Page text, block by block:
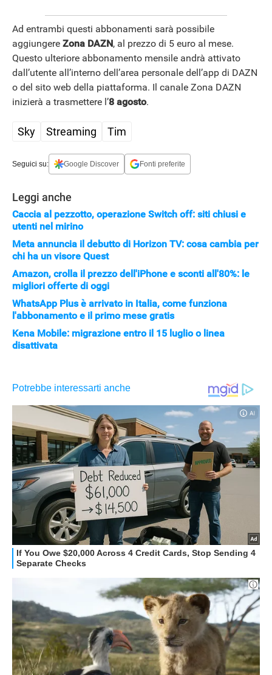
Ad entrambi questi abbonamenti sarà possibile
aggiungere Zona DAZN, al prezzo di 5 euro al mese.
Questo ulteriore abbonamento mensile andrà attivato
dall’utente all’interno dell’area personale dell’app di DAZN
o del sito web della piattaforma. Il canale Zona DAZN
inizierà a trasmettere l’8 agosto.
Sky Streaming Tim
Seguici su: Google Discover Fonti preferite
Leggi anche
Caccia al pezzotto, operazione Switch off: siti chiusi e
utenti nel mirino
Meta annuncia il debutto di Horizon TV: cosa cambia per
chi ha un visore Quest
Amazon, crolla il prezzo dell'iPhone e sconti all'80%: le
migliori offerte di oggi
WhatsApp Plus è arrivato in Italia, come funziona
l'abbonamento e il primo mese gratis
Kena Mobile: migrazione entro il 15 luglio o linea
disattivata